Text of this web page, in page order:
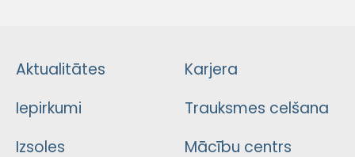
Aktualitātes
Iepirkumi
Izsoles
Karjera
Trauksmes celšana
Mācību centrs